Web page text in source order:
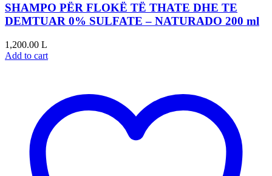
SHAMPO PËR FLOKË TË THATE DHE TE
DEMTUAR 0% SULFATE – NATURADO 200 ml
1,200.00 L
Add to cart